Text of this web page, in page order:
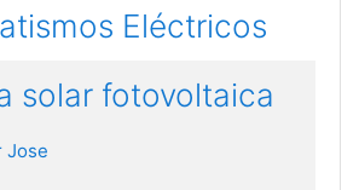
Eléctricos
solar fotovoltaica
Jose